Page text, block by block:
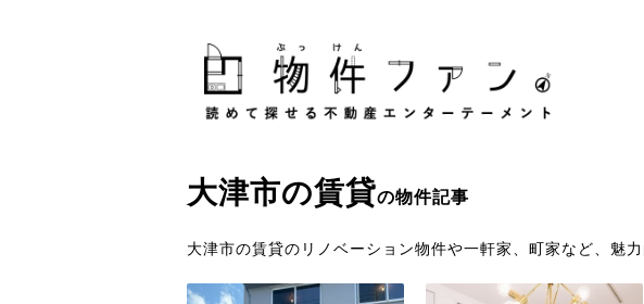
大津市の賃貸の物件記事
大津市の賃貸のリノベーション物件や一軒家、町家など、魅